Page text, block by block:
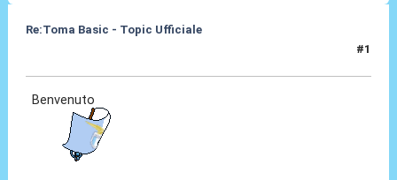
Re:Toma Basic - Topic Ufficiale
#1
Benvenuto